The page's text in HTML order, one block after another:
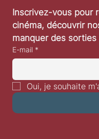
Inscrivez-vous pour
cinéma, découvrir
manquer des
E-mail *
Oui, je souhaite